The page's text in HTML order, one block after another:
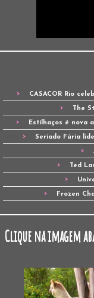
CASACOR Rio
The
Estilhaços é nova
Seriado Fúria
Ted
Frozen
Clique na imagem